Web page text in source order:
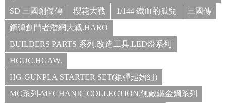
SD 三國創傑傳
櫻花大戰 1/144 鐵血的孤兒
三國傳
鋼彈創鬥者潛網大戰.HARO
BUILDERS PARTS 系列.改造工具.LED燈系列
HGUC.HGAW.
HG-GUNPLA STARTER SET(鋼彈起始組)
MC系列-MECHANIC COLLECTION.無敵鐵金鋼系列